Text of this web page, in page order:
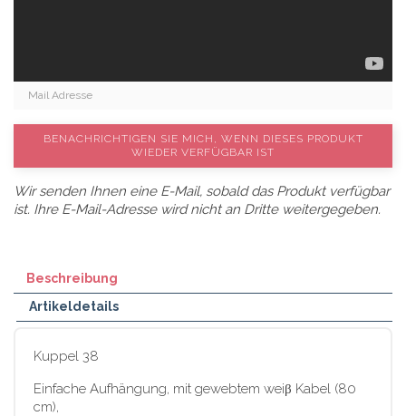
BENACHRICHTIGEN SIE MICH, WENN DIESES PRODUKT
WIEDER VERFÜGBAR IST
Wir senden Ihnen eine E-Mail, sobald das Produkt verfügbar
ist. Ihre E-Mail-Adresse wird nicht an Dritte weitergegeben.
Beschreibung
Artikeldetails
Kuppel 38
Einfache Aufhängung, mit gewebtem weiβ Kabel (80
cm),